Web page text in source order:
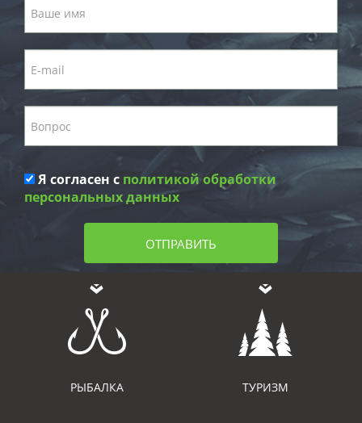
Я согласен с политикой обработки
персональных данных
ОТПРАВИТЬ
РЫБАЛКА ТУРИЗМ